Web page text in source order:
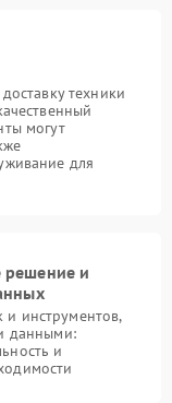
техники
могут
для
и
инструментов,
данными:
и